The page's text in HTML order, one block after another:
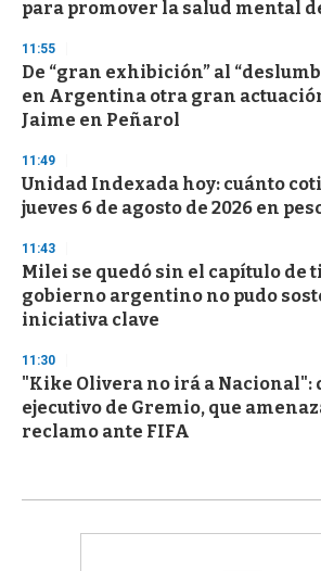
para promover la salud mental
11:55
De “gran exhibición” al
en Argentina otra gran
Jaime en Peñarol
11:49
Unidad Indexada hoy: cuánto
jueves 6 de agosto de 2026 en
11:43
Milei se quedó sin el capítulo de
gobierno argentino no pudo
iniciativa clave
11:30
"Kike Olivera no irá a Nacional":
ejecutivo de Gremio, que
reclamo ante FIFA